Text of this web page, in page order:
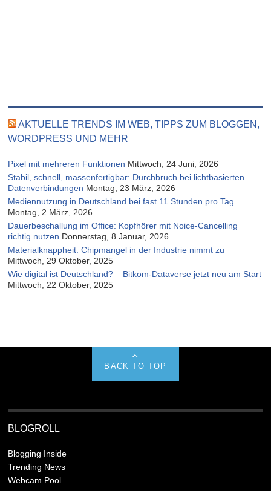
AKTUELLE TRENDS IM WEB, TIPPS ZUM BLOGGEN,
WORDPRESS UND MEHR
Pixel mit mehreren Funktionen Mittwoch, 24 Juni, 2026
Stabil, schnell, massenfertigbar: Durchbruch bei lichtbasierten
Datenverbindungen Montag, 23 März, 2026
Mediennutzung in Deutschland bei fast 11 Stunden pro Tag
Montag, 2 März, 2026
Dauerbeschallung im Office: Kopfhörer mit Noice-Cancelling
richtig nutzen Donnerstag, 8 Januar, 2026
Materialknappheit: Chipmangel in der Industrie nimmt zu
Mittwoch, 29 Oktober, 2025
Wie digital ist Deutschland? – Bitkom-Dataverse jetzt neu am Start
Mittwoch, 22 Oktober, 2025
BACK TO TOP
BLOGROLL
Blogging Inside
Trending News
Webcam Pool